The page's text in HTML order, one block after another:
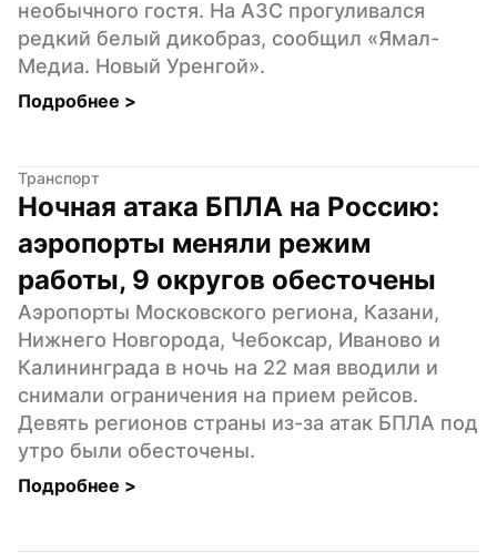
необычного гостя. На АЗС прогуливался
редкий белый дикобраз, сообщил «Ямал-
Медиа. Новый Уренгой».
Подробнее >
Транспорт
Ночная атака БПЛА на Россию:
аэропорты меняли режим
работы, 9 округов обесточены
Аэропорты Московского региона, Казани,
Нижнего Новгорода, Чебоксар, Иваново и
Калининграда в ночь на 22 мая вводили и
снимали ограничения на прием рейсов.
Девять регионов страны из-за атак БПЛА под
утро были обесточены.
Подробнее >